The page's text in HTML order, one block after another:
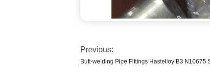
Previous:
Butt-welding Pipe Fittings Hastelloy B3 N10675